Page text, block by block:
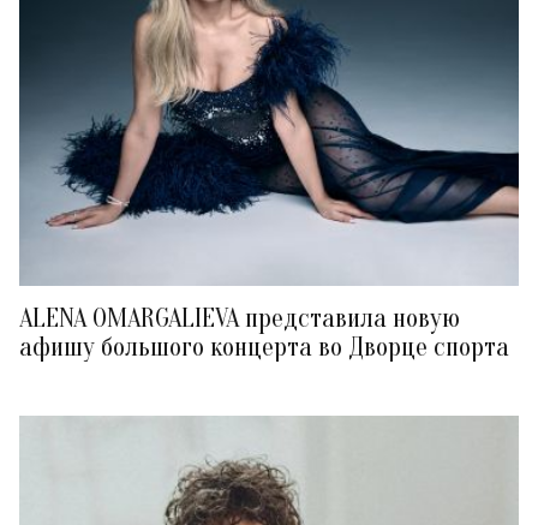
ALENA OMARGALIEVA представила новую
афишу большого концерта во Дворце спорта